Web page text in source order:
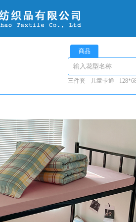
商品
三件套 儿童卡通